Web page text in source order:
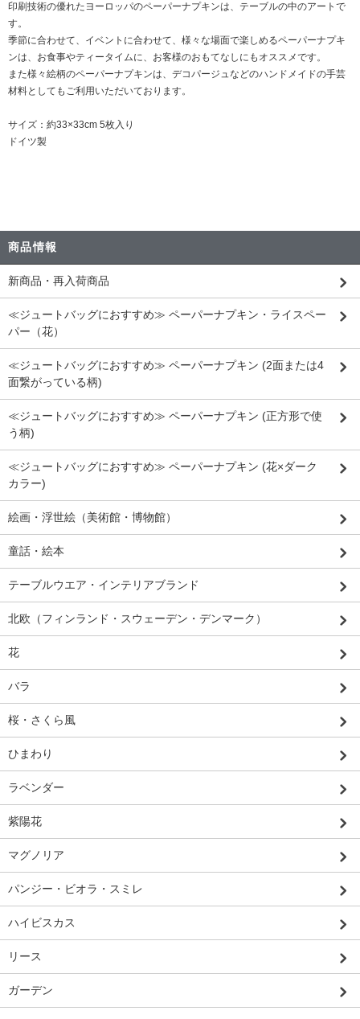
印刷技術の優れたヨーロッパのペーパーナプキンは、テーブルの中のアートで
す。
季節に合わせて、イベントに合わせて、様々な場面で楽しめるペーパーナプキ
ンは、お食事やティータイムに、お客様のおもてなしにもオススメです。
また様々絵柄のペーパーナプキンは、デコパージュなどのハンドメイドの手芸
材料としてもご利用いただいております。
サイズ：約33×33cm 5枚入り
ドイツ製
商品情報
新商品・再入荷商品
≪ジュートバッグにおすすめ≫ ペーパーナプキン・ライスペー
パー（花）
≪ジュートバッグにおすすめ≫ ペーパーナプキン (2面または4
面繋がっている柄)
≪ジュートバッグにおすすめ≫ ペーパーナプキン (正方形で使
う柄)
≪ジュートバッグにおすすめ≫ ペーパーナプキン (花×ダーク
カラー)
絵画・浮世絵（美術館・博物館）
童話・絵本
テーブルウエア・インテリアブランド
北欧（フィンランド・スウェーデン・デンマーク）
花
バラ
桜・さくら風
ひまわり
ラベンダー
紫陽花
マグノリア
パンジー・ビオラ・スミレ
ハイビスカス
リース
ガーデン